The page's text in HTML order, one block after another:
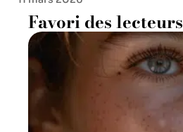
Favori des lecteurs